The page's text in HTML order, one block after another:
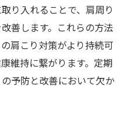
り入れることで、肩周り
善します。これらの方法
肩こり対策がより持続可
維持に繋がります。定期
予防と改善において欠か